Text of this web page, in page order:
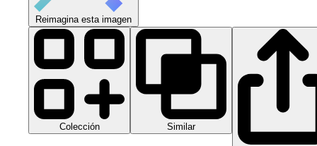
Reimagina esta imagen
Colección Similar